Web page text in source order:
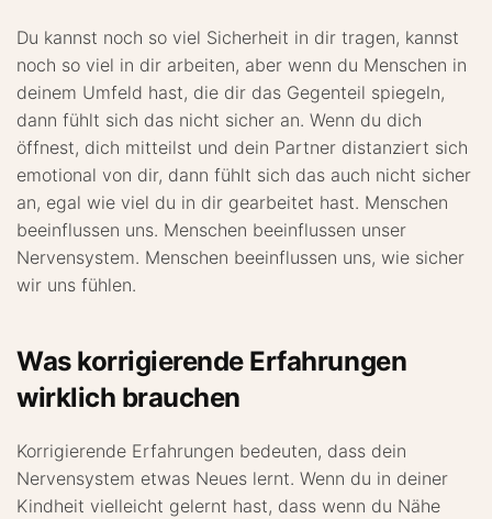
Du kannst noch so viel Sicherheit in dir tragen, kannst
noch so viel in dir arbeiten, aber wenn du Menschen in
deinem Umfeld hast, die dir das Gegenteil spiegeln,
dann fühlt sich das nicht sicher an. Wenn du dich
öffnest, dich mitteilst und dein Partner distanziert sich
emotional von dir, dann fühlt sich das auch nicht sicher
an, egal wie viel du in dir gearbeitet hast. Menschen
beeinflussen uns. Menschen beeinflussen unser
Nervensystem. Menschen beeinflussen uns, wie sicher
wir uns fühlen.
Was korrigierende Erfahrungen
wirklich brauchen
Korrigierende Erfahrungen bedeuten, dass dein
Nervensystem etwas Neues lernt. Wenn du in deiner
Kindheit vielleicht gelernt hast, dass wenn du Nähe